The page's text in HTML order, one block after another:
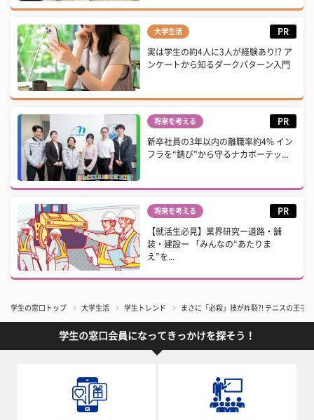
大学生活 PR
実は学生の約4人に3人が経験あり!? ア
ンケートから知るダークパターン入門
将来を考える PR
新卒社員の3年以内の離職率約4% イン
フラを“錆び”から守るナカボーテッ...
将来を考える PR
【就活生必見】業界研究ー道路・舗
装・建設ー 「みんなの“あたりま
え”を...
学生の窓口トップ 大学生活 学生トレンド まさに「必殺」技が炸裂?! テニスの王子
学生の窓口会員になってきっかけを探そう！